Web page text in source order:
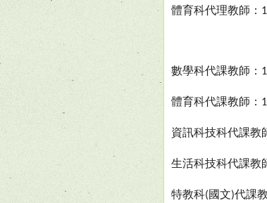
體育科代理教師： 1
數學科代課教師： 1
體育科代課教師： 1
資訊科技科代課教
生活科技科代課教
特教科(國文)代課